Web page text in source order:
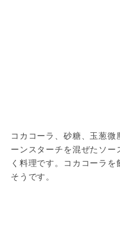
コカコーラ、砂糖、玉葱
ーンスターチを混ぜたソ
く料理です。コカコーラ
そうです。